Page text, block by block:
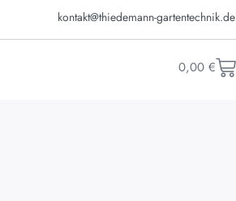
kontakt@thiedemann-gartentechnik.de
0,00 €